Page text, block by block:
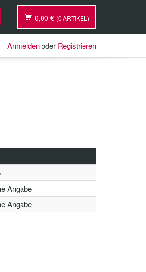
0,00 € (0 ARTIKEL)
Anmeldenoder Registrieren
Angabe
Angabe